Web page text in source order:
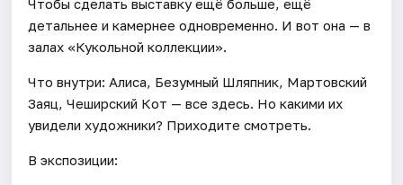
Чтобы сделать выставку ещё больше, ещё
детальнее и камернее одновременно. И вот она — в
залах «Кукольной коллекции».
Что внутри: Алиса, Безумный Шляпник, Мартовский
Заяц, Чеширский Кот — все здесь. Но какими их
увидели художники? Приходите смотреть.
В экспозиции: